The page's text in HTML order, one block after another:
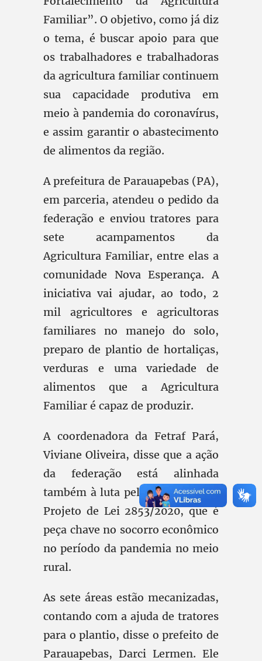
Familiar”. O objetivo, como já diz
o tema, é buscar apoio para que
os trabalhadores e trabalhadoras
da agricultura familiar continuem
sua capacidade produtiva em
meio à pandemia do coronavírus,
e assim garantir o abastecimento
de alimentos da região.
A prefeitura de Parauapebas (PA),
em parceria, atendeu o pedido da
federação e enviou tratores para
sete acampamentos da
Agricultura Familiar, entre elas a
comunidade Nova Esperança. A
iniciativa vai ajudar, ao todo, 2
mil agricultores e agricultoras
familiares no manejo do solo,
preparo de plantio de hortaliças,
verduras e uma variedade de
alimentos que a Agricultura
Familiar é capaz de produzir.
A coordenadora da Fetraf Pará,
Viviane Oliveira, disse que a ação
da federação está alinhada
também à luta pela aprovação do
Projeto de Lei 2853/2020, que é
peça chave no socorro econômico
no período da pandemia no meio
rural.
As sete áreas estão mecanizadas,
contando com a ajuda de tratores
para o plantio, disse o prefeito de
Parauapebas, Darci Lermen. Ele